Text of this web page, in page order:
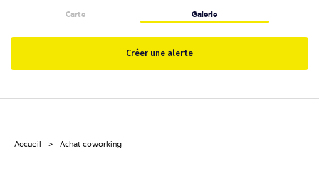
Carte Galerie
Créer une alerte
Accueil Achat coworking